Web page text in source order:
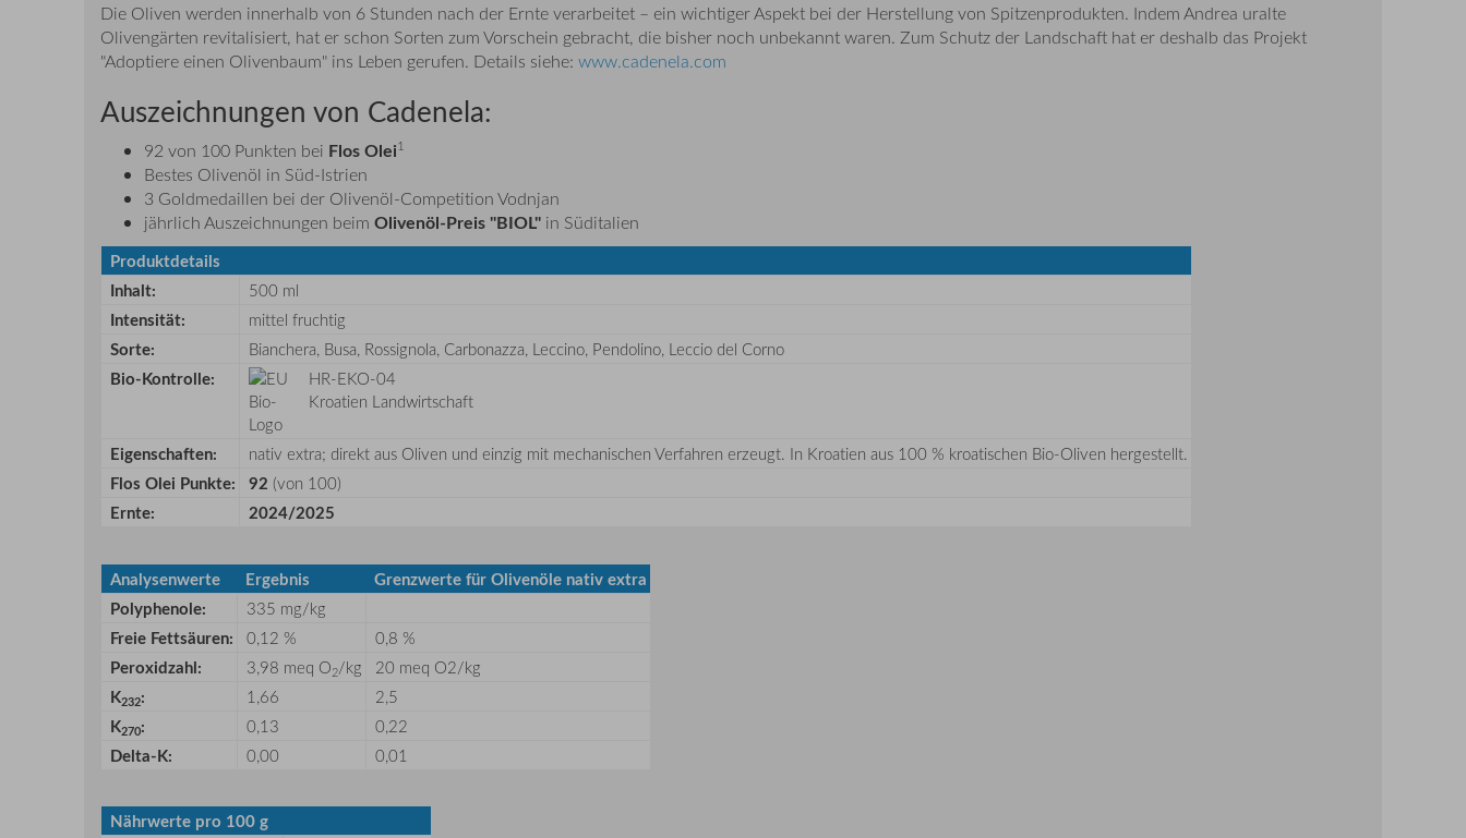
Die Oliven werden innerhalb von 6 Stunden nach der Ernte verarbeitet – ein wichtiger Aspekt bei der Herstellung von Spitzenprodukten. Indem Andrea uralte
Olivengärten revitalisiert, hat er schon Sorten zum Vorschein gebracht, die bisher noch unbekannt waren. Zum Schutz der Landschaft hat er deshalb das Projekt
"Adoptiere einen Olivenbaum" ins Leben gerufen. Details siehe: www.cadenela.com
Auszeichnungen von Cadenela:
92 von 100 Punkten bei Flos Olei1
Bestes Olivenöl in Süd-Istrien
3 Goldmedaillen bei der Olivenöl-Competition Vodnjan
jährlich Auszeichnungen beim Olivenöl-Preis "BIOL" in Süditalien
Produktdetails
Inhalt:
500 ml
Intensität: mittel fruchtig
Sorte: Bianchera, Busa, Rossignola, Carbonazza, Leccino, Pendolino, Leccio del Corno
Bio-Kontrolle:
HR-EKO-04
Kroatien Landwirtschaft
Eigenschaften: nativ extra; direkt aus Oliven und einzig mit mechanischen Verfahren erzeugt. In Kroatien aus 100 % kroatischen Bio-Oliven hergestellt.
Flos Olei Punkte: 92 (von 100)
Ernte: 2024/2025
Analysenwerte Ergebnis
Grenzwerte für Olivenöle nativ extra
Polyphenole:
335 mg/kg
Freie Fettsäuren: 0,12 % 0,8 %
Peroxidzahl: 3,98 meq O2/kg 20 meq O2/kg
K232: 1,66 2,5
K270: 0,13 0,22
Delta-K: 0,00 0,01
Nährwerte pro 100 g